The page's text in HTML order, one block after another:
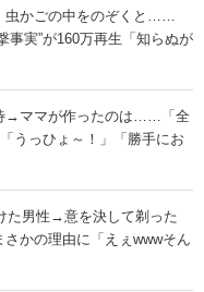
虫かごの中をのぞくと……
事実”が160万再生「知らぬが
→ママが作ったのは……「全
うっひょ～！」「勝手にお
た男性→意を決して剃った
かの理由に「えぇwwwそん